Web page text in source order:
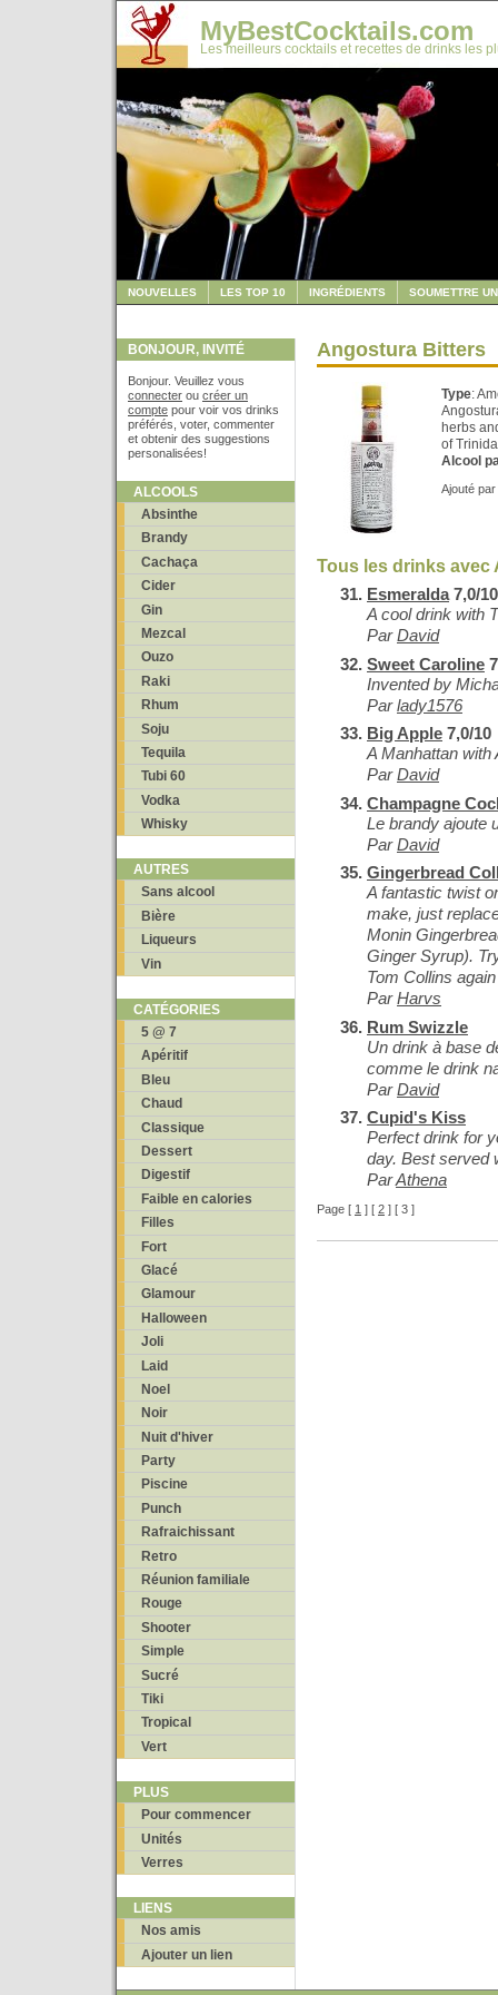
MyBestCocktails.com
Les meilleurs cocktails et recettes de drinks les
NOUVELLES LES TOP 10 INGRÉDIENTS SOUMETTRE
BONJOUR, INVITÉ
Bonjour. Veuillez vous
connecter ou créer un
compte pour voir vos drinks
préférés, voter, commenter
et obtenir des suggestions
personalisées!
ALCOOLS
Absinthe
Brandy
Cachaça
Cider
Gin
Mezcal
Ouzo
Raki
Rhum
Soju
Tequila
Tubi 60
Vodka
Whisky
AUTRES
Sans alcool
Bière
Liqueurs
Vin
CATÉGORIES
5 @ 7
Apéritif
Bleu
Chaud
Classique
Dessert
Digestif
Faible en calories
Filles
Fort
Glacé
Glamour
Halloween
Joli
Laid
Noel
Noir
Nuit d'hiver
Party
Piscine
Punch
Rafraichissant
Retro
Réunion familiale
Rouge
Shooter
Simple
Sucré
Tiki
Tropical
Vert
PLUS
Pour commencer
Unités
Verres
LIENS
Nos amis
Ajouter un lien
Angostura Bitters
Type:
herbs
of
Alcool
Ajouté par
Tous les drinks
Esmeralda7,0/10
A cool drink with
ParDavid
Sweet Caroline
Invented by
Parlady1576
Big Apple 7,0/10
A Manhattan with
ParDavid
Champagne
Le brandy ajoute
ParDavid
Gingerbread
A fantastic twist
make, just
Monin
Ginger Syrup).
Tom Collins
ParHarvs
Rum Swizzle
Un drink à base
comme le drink
ParDavid
Cupid's Kiss
Perfect drink for
day. Best served
ParAthena
Page [ 1 ] [ 2 ] [ 3 ]